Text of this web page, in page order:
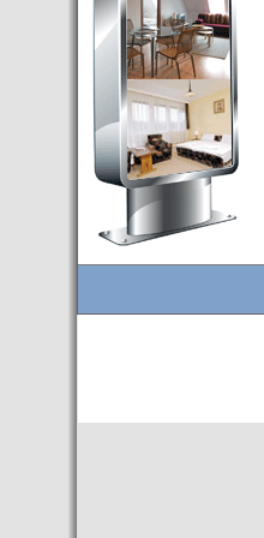
- Hoteles en BUDAPEST:
Resultados octubre de 2016,
subida del 15% ocupación y
del 25,6% en el RevPar
- Nuevo Hotel en Budapest
bajo la marca Exe Hotusa
- Transfer Aeropuerto de
BUDAPEST
- HOTEL en Venta en
Budapest